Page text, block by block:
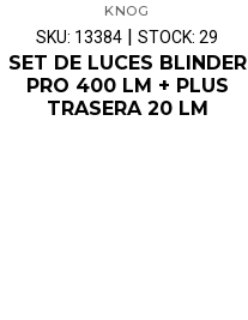
KNOG
SKU: 13384 | STOCK: 29
SET DE LUCES BLINDER
PRO 400 LM + PLUS
TRASERA 20 LM